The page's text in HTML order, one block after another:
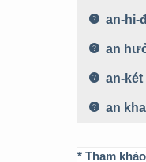
an-hi-
an
an-két
an
* Tham